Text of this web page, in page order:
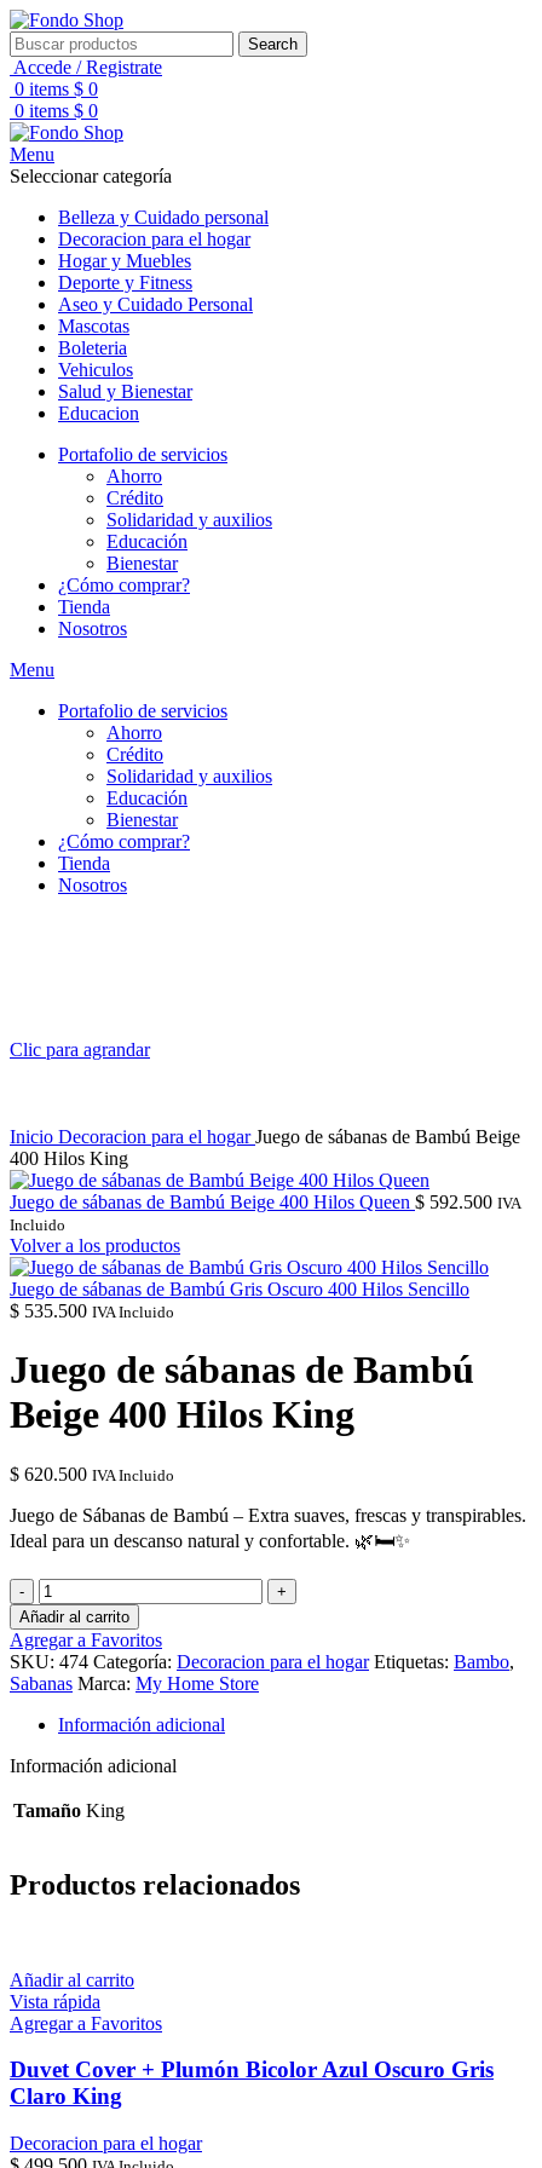
Search
Accede / Registrate
0 items $ 0
0 items $ 0
Menu
Seleccionar categoría
Belleza y Cuidado personal
Decoracion para el hogar
Hogar y Muebles
Deporte y Fitness
Aseo y Cuidado Personal
Mascotas
Boleteria
Vehiculos
Salud y Bienestar
Educacion
Portafolio de servicios
Ahorro
Crédito
Solidaridad y auxilios
Educación
Bienestar
¿Cómo comprar?
Tienda
Nosotros
Menu
Portafolio de servicios
Ahorro
Crédito
Solidaridad y auxilios
Educación
Bienestar
¿Cómo comprar?
Tienda
Nosotros
Clic para agrandar
Inicio Decoracion para el hogarJuego de sábanas de Bambú Beige
400 Hilos King
Juego de sábanas de Bambú Beige 400 Hilos Queen $ 592.500 IVA
Incluido
Volver a los productos
Juego de sábanas de Bambú Gris Oscuro 400 Hilos Sencillo
$ 535.500 IVA Incluido
Juego de sábanas de Bambú
Beige 400 Hilos King
$ 620.500 IVA Incluido
Juego de Sábanas de Bambú – Extra suaves, frescas y transpirables.
Ideal para un descanso natural y confortable. 🌿🛏✨
Juego
de
sábanas
de
Bambú
Beige
400
Hilos
King
Añadir al carrito
Agregar a Favoritos
SKU: 474 Categoría: Decoracion para el hogar Etiquetas: Bambo,
Sabanas Marca: My Home Store
Información adicional
Información adicional
Tamaño King
Productos relacionados
Añadir al carrito
Vista rápida
Agregar a Favoritos
Duvet Cover + Plumón Bicolor Azul Oscuro Gris
Claro King
Decoracion para el hogar